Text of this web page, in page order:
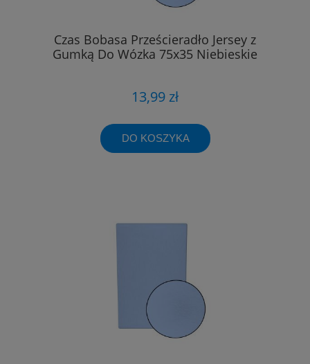
Czas Bobasa Prześcieradło Jersey z
Gumką Do Wózka 75x35 Niebieskie
13,99 zł
DO KOSZYKA